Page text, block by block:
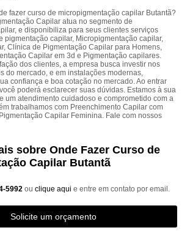
fazer curso de micropigmentação capilar Butantã?
Capilar atua no segmento de
e disponibiliza para seus clientes serviços
pigmentação capilar, Micropigmentação capilar,
Clínica de Pigmentação Capilar para Homens,
Capilar em 3d e Pigmentação capilares.
dos clientes, a empresa busca investir nos
do mercado, e em instalações modernas,
confiança e boa cotação no mercado. Ao entrar
poderá esclarecer suas dúvidas. Estamos à sua
um atendimento cuidadoso e comprometido com a
trabalhamos com Preenchimento Capilar com
Capilar Feminina. Fale com nossos
sobre Onde Fazer Curso de
Capilar Butantã
5992ouclique aqui e entre em contato por email.
Solicite um orçamento